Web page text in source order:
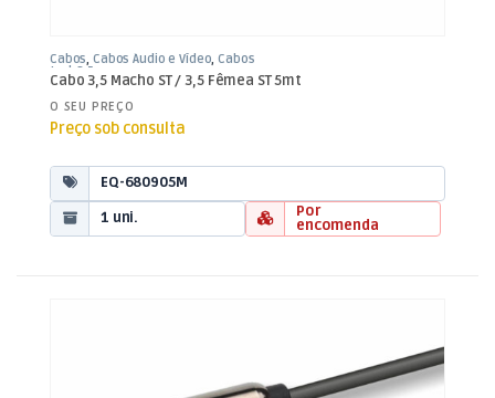
Cabos,Cabos Áudio e Vídeo,Cabos
Jack 3,5mm
Cabo 3,5 Macho ST / 3,5 Fêmea ST 5mt
O SEU PREÇO
Preço sob consulta
EQ-680905M
1 uni.
Por
encomenda